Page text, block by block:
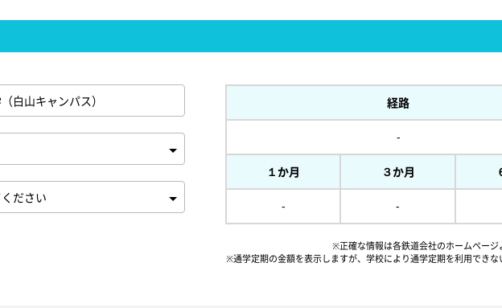
経路
-
１か月 ３か月
- -
※正確な情報は各鉄道会社のホームページ
※通学定期の金額を表示しますが、 学校により通学定期を利用でき